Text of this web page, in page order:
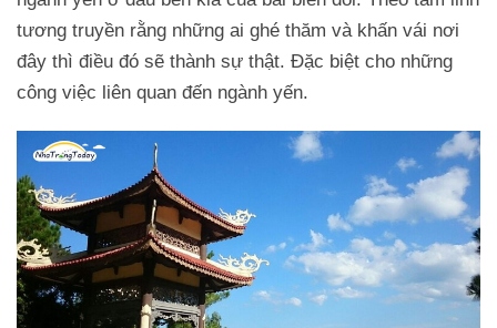
tương truyền rằng những ai ghé thăm và khấn vái nơi
đây thì điều đó sẽ thành sự thật. Đặc biệt cho những
công việc liên quan đến ngành yến.